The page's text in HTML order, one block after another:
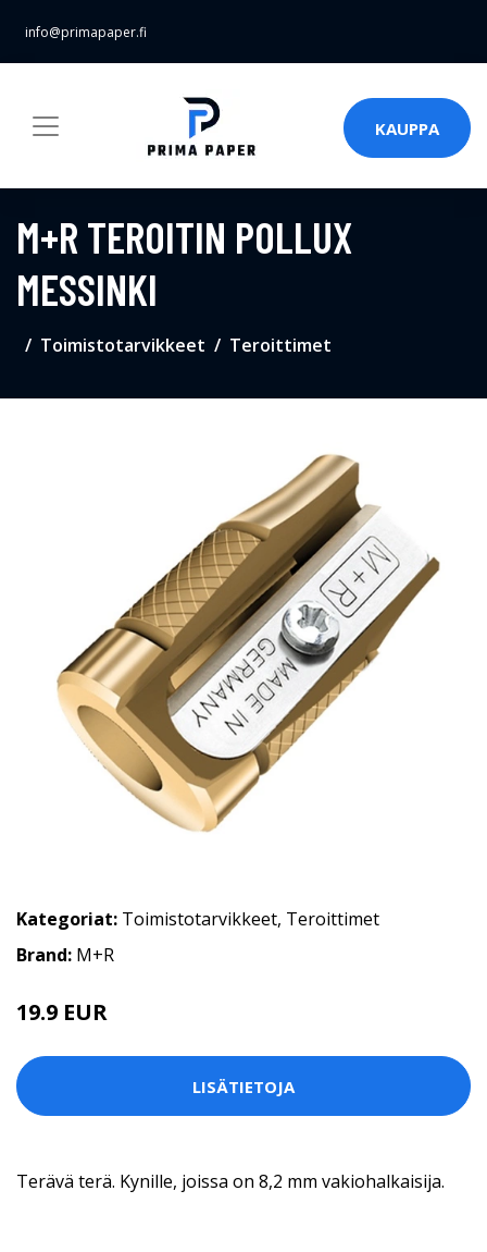
info@primapaper.fi
KAUPPA
M+R TEROITIN POLLUX
MESSINKI
Toimistotarvikkeet Teroittimet
Kategoriat: Toimistotarvikkeet, Teroittimet
Brand: M+R
19.9 EUR
LISÄTIETOJA
Terävä terä. Kynille, joissa on 8,2 mm vakiohalkaisija.